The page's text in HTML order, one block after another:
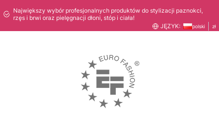
Największy wybór profesjonalnych produktów do stylizacji paznokci,
rzęs i brwi oraz pielęgnacji dłoni, stóp i ciała!
JĘZYK:
polski zł